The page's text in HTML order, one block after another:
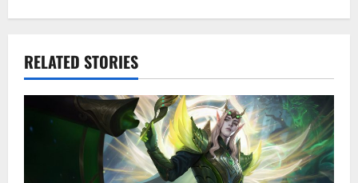
a
v
RELATED STORIES